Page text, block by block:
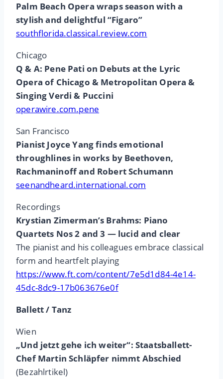
Palm Beach Opera wraps season with a
stylish and delightful “Figaro”
southflorida.classical.review.com
Chicago
Q & A: Pene Pati on Debuts at the Lyric
Opera of Chicago & Metropolitan Opera &
Singing Verdi & Puccini
operawire.com.pene
San Francisco
Pianist Joyce Yang finds emotional
throughlines in works by Beethoven,
Rachmaninoff and Robert Schumann
seenandheard.international.com
Recordings
Krystian Zimerman’s Brahms: Piano
Quartets Nos 2 and 3 — lucid and clear
The pianist and his colleagues embrace classical
form and heartfelt playing
https://www.ft.com/content/7e5d1d84-4e14-
45dc-8dc9-17b063676e0f
Ballett / Tanz
Wien
„Und jetzt gehe ich weiter“: Staatsballett-
Chef Martin Schläpfer nimmt Abschied
(Bezahlrtikel)